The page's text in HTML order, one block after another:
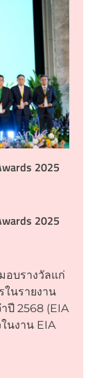
2025
2025
อบรางวัลแก่
นรายงาน
ปี 2568 (EIA
นงาน EIA